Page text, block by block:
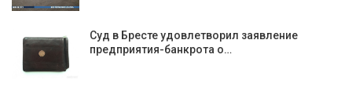
Суд в Бресте удовлетворил заявление
предприятия-банкрота о…